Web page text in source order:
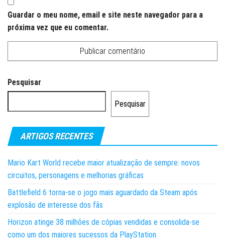
Guardar o meu nome, email e site neste navegador para a
próxima vez que eu comentar.
Pesquisar
Pesquisar
ARTIGOS RECENTES
Mario Kart World recebe maior atualização de sempre: novos
circuitos, personagens e melhorias gráficas
Battlefield 6 torna-se o jogo mais aguardado da Steam após
explosão de interesse dos fãs
Horizon atinge 38 milhões de cópias vendidas e consolida-se
como um dos maiores sucessos da PlayStation